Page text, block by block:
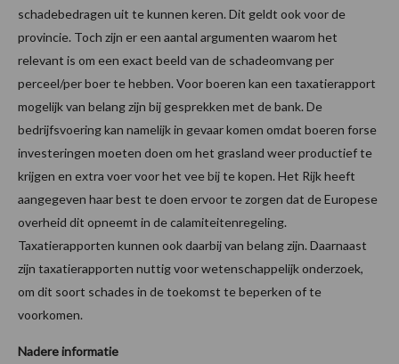
schadebedragen uit te kunnen keren. Dit geldt ook voor de
provincie. Toch zijn er een aantal argumenten waarom het
relevant is om een exact beeld van de schadeomvang per
perceel/per boer te hebben. Voor boeren kan een taxatierapport
mogelijk van belang zijn bij gesprekken met de bank. De
bedrijfsvoering kan namelijk in gevaar komen omdat boeren forse
investeringen moeten doen om het grasland weer productief te
krijgen en extra voer voor het vee bij te kopen. Het Rijk heeft
aangegeven haar best te doen ervoor te zorgen dat de Europese
overheid dit opneemt in de calamiteitenregeling.
Taxatierapporten kunnen ook daarbij van belang zijn. Daarnaast
zijn taxatierapporten nuttig voor wetenschappelijk onderzoek,
om dit soort schades in de toekomst te beperken of te
voorkomen.
Nadere informatie